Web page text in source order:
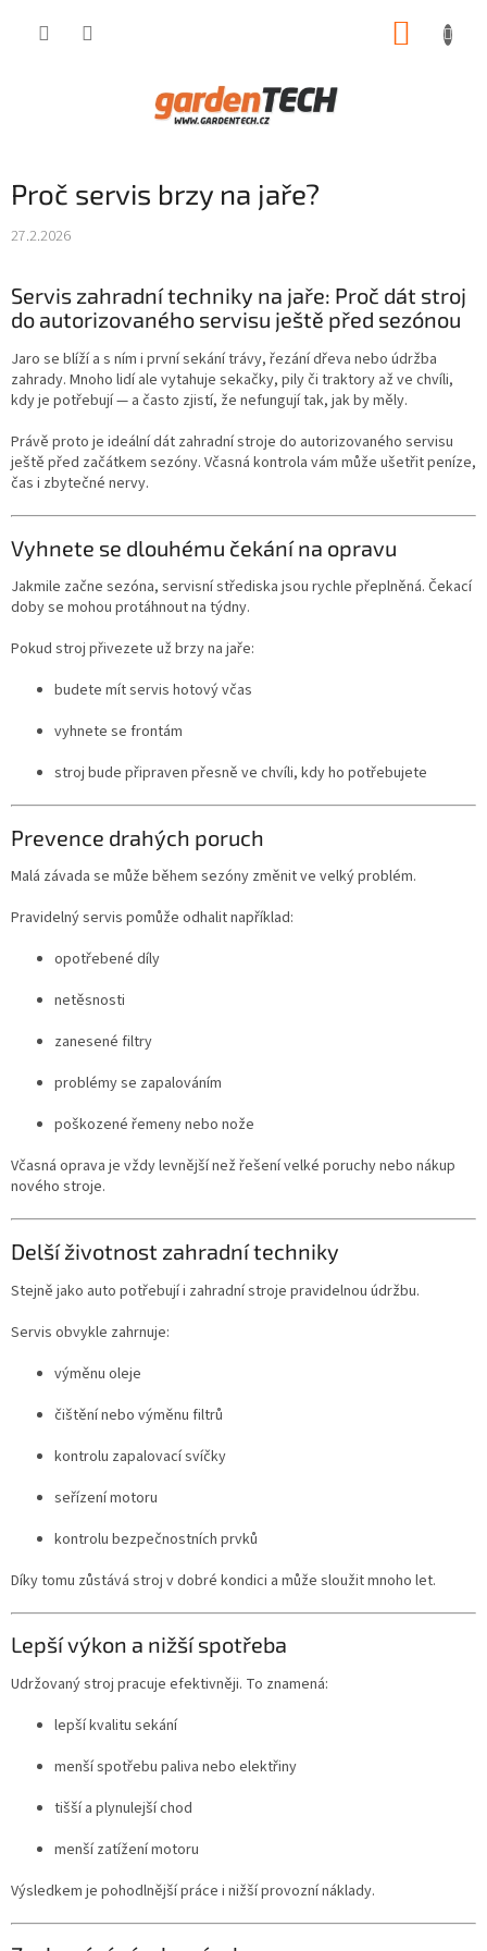
Proč servis brzy na jaře?
27.2.2026
Servis zahradní techniky na jaře: Proč dát stroj
do autorizovaného servisu ještě před sezónou
Jaro se blíží a s ním i první sekání trávy, řezání dřeva nebo údržba
zahrady. Mnoho lidí ale vytahuje sekačky, pily či traktory až ve chvíli,
kdy je potřebují — a často zjistí, že nefungují tak, jak by měly.
Právě proto je ideální dát zahradní stroje do autorizovaného servisu
ještě před začátkem sezóny. Včasná kontrola vám může ušetřit peníze,
čas i zbytečné nervy.
Vyhnete se dlouhému čekání na opravu
Jakmile začne sezóna, servisní střediska jsou rychle přeplněná. Čekací
doby se mohou protáhnout na týdny.
Pokud stroj přivezete už brzy na jaře:
budete mít servis hotový včas
vyhnete se frontám
stroj bude připraven přesně ve chvíli, kdy ho potřebujete
Prevence drahých poruch
Malá závada se může během sezóny změnit ve velký problém.
Pravidelný servis pomůže odhalit například:
opotřebené díly
netěsnosti
zanesené filtry
problémy se zapalováním
poškozené řemeny nebo nože
Včasná oprava je vždy levnější než řešení velké poruchy nebo nákup
nového stroje.
Delší životnost zahradní techniky
Stejně jako auto potřebují i zahradní stroje pravidelnou údržbu.
Servis obvykle zahrnuje:
výměnu oleje
čištění nebo výměnu filtrů
kontrolu zapalovací svíčky
seřízení motoru
kontrolu bezpečnostních prvků
Díky tomu zůstává stroj v dobré kondici a může sloužit mnoho let.
Lepší výkon a nižší spotřeba
Udržovaný stroj pracuje efektivněji. To znamená:
lepší kvalitu sekání
menší spotřebu paliva nebo elektřiny
tišší a plynulejší chod
menší zatížení motoru
Výsledkem je pohodlnější práce i nižší provozní náklady.